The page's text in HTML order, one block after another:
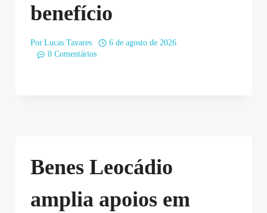
benefício
Por Lucas Tavares
6 de agosto de 2026
0 Comentários
Benes Leocádio
amplia apoios em